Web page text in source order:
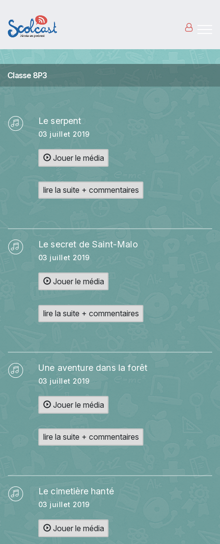
Classe 8P3
Le serpent
03 juillet 2019
Jouer le média
lire la suite + commentaires
Le secret de Saint-Malo
03 juillet 2019
Jouer le média
lire la suite + commentaires
Une aventure dans la forêt
03 juillet 2019
Jouer le média
lire la suite + commentaires
Le cimetière hanté
03 juillet 2019
Jouer le média